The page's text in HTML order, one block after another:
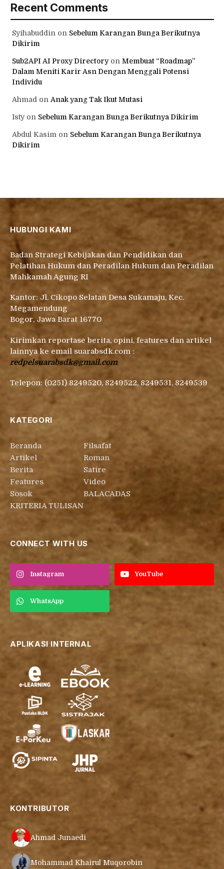
Recent Comments
Syihabuddin on Sebelum Karangan Bunga Berikutnya
Dikirim
Sub2API AI Proxy Directoryon Membuat “Roadmap”
Dalam Meniti Karir Asn Dengan Menggali Potensi
Individu
Ahmad on Anak yang Tak Ikut Mutasi
Istyon Sebelum Karangan Bunga Berikutnya Dikirim
Abdul Kasim on Sebelum Karangan Bunga Berikutnya
Dikirim
HUBUNGI KAMI
Badan Strategi Kebijakan dan Pendidikan dan
Pelatihan Hukum dan Peradilan Hukum dan Peradilan
Mahkamah Agung RI
Kantor: Jl. Cikopo Selatan Desa Sukamaju, Kec.
Megamendung
Bogor, Jawa Barat 16770
Kirimkan reportase berita, opini, features dan artikel
lainnya ke email suarabsdk.com :
redpelsuarabsdk@gmail.com
Telepon: (0251) 8249520, 8249522, 8249531, 8249539
KATEGORI
Beranda
Artikel
Berita
Features
Sosok
KRITERIA TULISAN
Filsafat
Roman
Satire
Video
BALACADAS
CONNECT WITH US
Instagram YouTube
WhatsApp
APLIKASI INTERNAL
KONTRIBUTOR
Ahmad Junaedi
Mohammad Khairul Muqorobin